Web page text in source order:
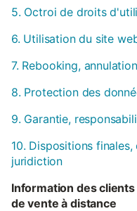
5. Octroi de droits
6. Utilisation du site
7. Rebooking,
8. Protection des
9. Garantie,
10. Dispositions
juridiction
Information des
de vente à distance